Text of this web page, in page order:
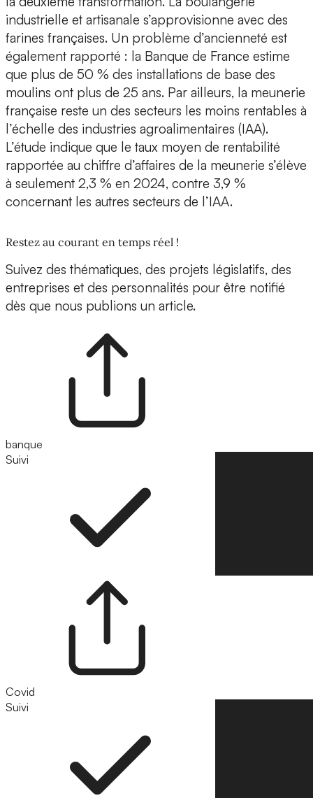
industrielle et artisanale s’approvisionne avec des
farines françaises. Un problème d’ancienneté est
également rapporté : la Banque de France estime
que plus de 50 % des installations de base des
moulins ont plus de 25 ans. Par ailleurs, la meunerie
française reste un des secteurs les moins rentables à
l’échelle des industries agroalimentaires (IAA).
L’étude indique que le taux moyen de rentabilité
rapportée au chiffre d’affaires de la meunerie s’élève
à seulement 2,3 % en 2024, contre 3,9 %
concernant les autres secteurs de l’IAA.
Restez au courant en temps réel !
Suivez des thématiques, des projets législatifs, des
entreprises et des personnalités pour être notifié
dès que nous publions un article.
banque
Suivi
Covid
Suivi